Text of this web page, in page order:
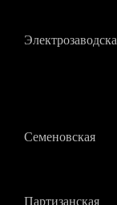
Семеновская
Партизанская